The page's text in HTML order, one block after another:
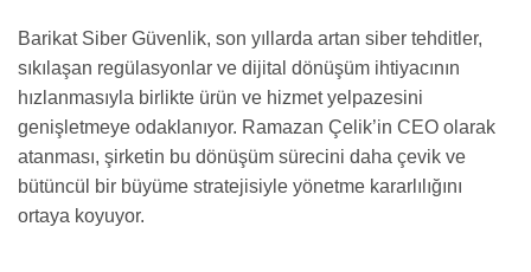
Barikat Siber Güvenlik, son yıllarda artan siber tehditler,
sıkılaşan regülasyonlar ve dijital dönüşüm ihtiyacının
hızlanmasıyla birlikte ürün ve hizmet yelpazesini
genişletmeye odaklanıyor. Ramazan Çelik’in CEO olarak
atanması, şirketin bu dönüşüm sürecini daha çevik ve
bütüncül bir büyüme stratejisiyle yönetme kararlılığını
ortaya koyuyor.